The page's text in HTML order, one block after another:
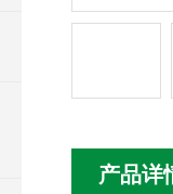
产品详